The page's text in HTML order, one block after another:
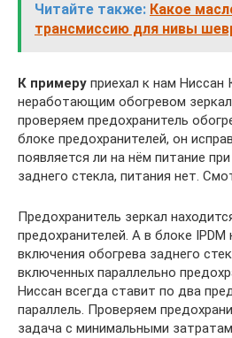
Читайте также: Какое
трансмиссию для нивы
К примеру приехал к нам Ниссан
неработающим обогревом
проверяем предохранитель
блоке предохранителей, он
появляется ли на нём питание
заднего стекла, питания нет.
Предохранитель зеркал
предохранителей. А в блоке IPDM
включения обогрева заднего
включенных параллельно
Ниссан всегда ставит по два
параллель. Проверяем
задача с минимальными